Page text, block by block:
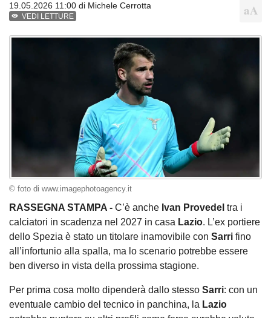
19.05.2026 11:00 di Michele Cerrotta
VEDI LETTURE
© foto di www.imagephotoagency.it
RASSEGNA STAMPA - C’è anche Ivan Provedel tra i
calciatori in scadenza nel 2027 in casa Lazio. L’ex portiere
dello Spezia è stato un titolare inamovibile con Sarri fino
all’infortunio alla spalla, ma lo scenario potrebbe essere
ben diverso in vista della prossima stagione.
Per prima cosa molto dipenderà dallo stesso Sarri: con un
eventuale cambio del tecnico in panchina, la Lazio